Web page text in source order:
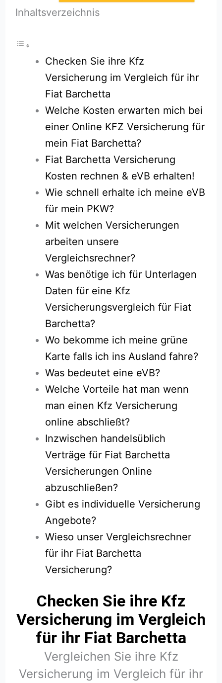
Inhaltsverzeichnis
Checken Sie ihre Kfz
Versicherung im Vergleich für ihr
Fiat Barchetta
Welche Kosten erwarten mich bei
einer Online KFZ Versicherung für
mein Fiat Barchetta?
Fiat Barchetta Versicherung
Kosten rechnen & eVB erhalten!
Wie schnell erhalte ich meine eVB
für mein PKW?
Mit welchen Versicherungen
arbeiten unsere
Vergleichsrechner?
Was benötige ich für Unterlagen
Daten für eine Kfz
Versicherungsvergleich für Fiat
Barchetta?
Wo bekomme ich meine grüne
Karte falls ich ins Ausland fahre?
Was bedeutet eine eVB?
Welche Vorteile hat man wenn
man einen Kfz Versicherung
online abschließt?
Inzwischen handelsüblich
Verträge für Fiat Barchetta
Versicherungen Online
abzuschließen?
Gibt es individuelle Versicherung
Angebote?
Wieso unser Vergleichsrechner
für ihr Fiat Barchetta
Versicherung?
Checken Sie ihre Kfz
Versicherung im Vergleich
für ihr Fiat Barchetta
Vergleichen Sie ihre Kfz
Versicherung im Vergleich für ihr